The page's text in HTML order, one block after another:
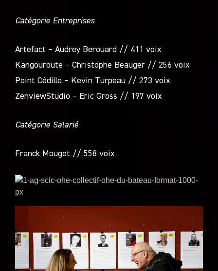
Catégorie Entreprises
Artefact – Audrey Berouard // 411 voix
Kangouroute – Christophe Beauger // 256 voix
Point Cédille – Kevin Turpeau // 273 voix
ZenviewStudio – Eric Gross // 197 voix
Catégorie Salarié
Franck Mouget // 558 voix